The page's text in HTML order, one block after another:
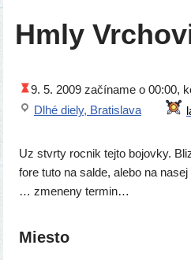
Hmly
9. 5. 2009 začí­na­me o 00:00,
Dlhé die­ly, Bratislava
Uz stvr­ty roc­nik tej­to bojov­ky.
fore tuto na sal­de, ale­bo na
… zme­ne­ny termin…
Miesto